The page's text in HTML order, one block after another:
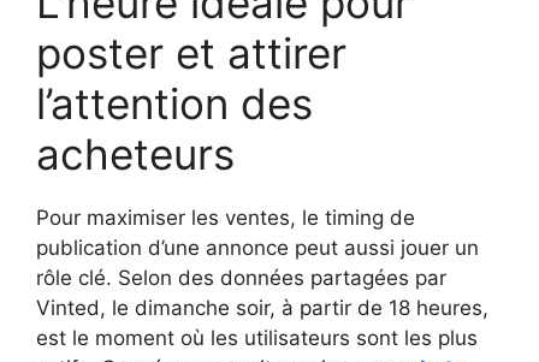
poster et attirer
l’attention des
acheteurs
Pour maximiser les ventes, le timing de
publication d’une annonce peut aussi jouer un
rôle clé. Selon des données partagées par
Vinted, le dimanche soir, à partir de 18 heures,
est le moment où les utilisateurs sont les plus